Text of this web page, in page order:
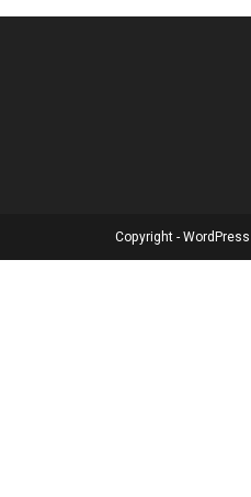
Copyright -